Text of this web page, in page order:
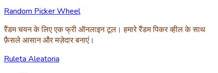
Random Picker Wheel
रैंडम चयन के लिए एक फ्री ऑनलाइन टूल। हमारे रैंडम पिकर व्हील के साथ
फ़ैसले आसान और मज़ेदार बनाएं।
Ruleta Aleatoria